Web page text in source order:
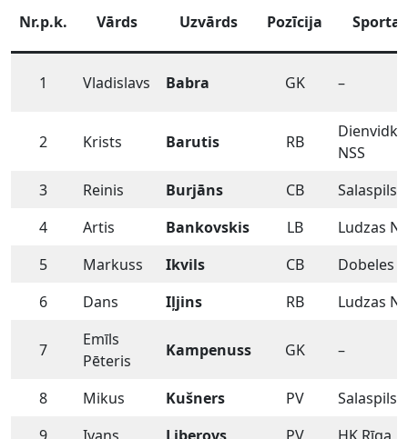
Nr.p.k. Vārds Uzvārds Pozīcija Sporta
1 Vladislavs Babra GK –
2 Krists Barutis RB
NSS
3
Reinis Burjāns CB
Salaspils
4
Artis Bankovskis LB
Ludzas
5
Markuss Ikvils CB
Dobeles
6
Dans Iļjins RB Ludzas
7
Emīls
Pēteris
Kampenuss GK –
8 Mikus Kušners PV
Salaspils
9
Ivans Liberovs PV
HK Rīga